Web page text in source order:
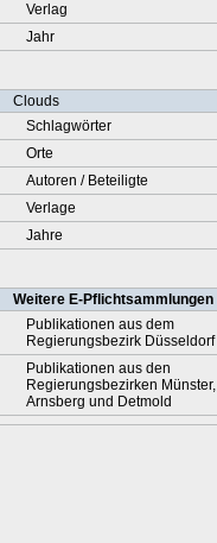
Verlag
Jahr
Clouds
Schlagwörter
Orte
Autoren / Beteiligte
Verlage
Jahre
Weitere E-Pflichtsammlungen
Publikationen aus dem
Regierungsbezirk Düsseldorf
Publikationen aus den
Regierungsbezirken Münster,
Arnsberg und Detmold